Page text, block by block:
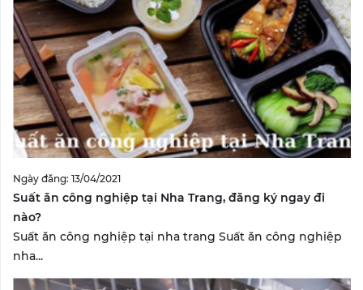
Ngày đăng: 13/04/2021
Suất ăn công nghiệp tại Nha Trang, đăng ký ngay đi
nào?
Suất ăn công nghiệp tại nha trang Suất ăn công nghiệp
nha...